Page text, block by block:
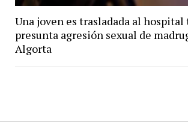
Una joven es trasladada al hospital
presunta agresión sexual de
Algorta